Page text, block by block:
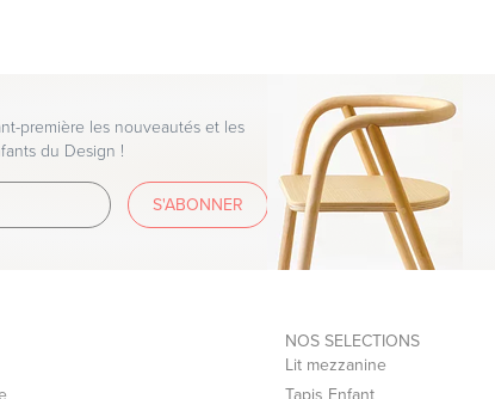
première les nouveautés et les
du Design !
S'ABONNER
NOS SELECTIONS
Lit mezzanine
Tapis Enfant